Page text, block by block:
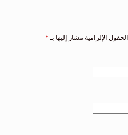
الحقول الإلزامية مشار إليها بـ *